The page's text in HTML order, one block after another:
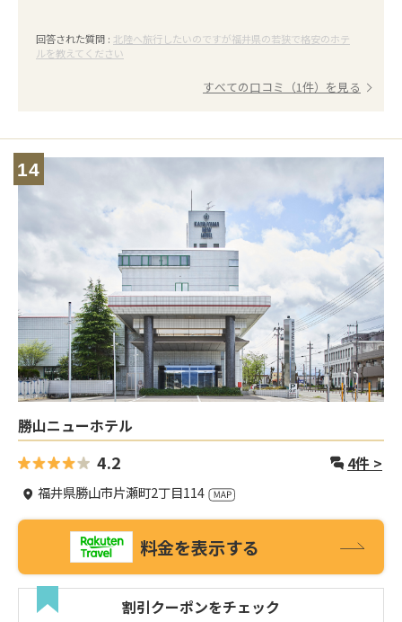
回答された質問 : 北陸へ旅行したいのですが福井県の若狭で格安のホテ
ルを教えてください
すべての口コミ（1件）を見る
14
勝山ニューホテル
4.2 4件 >
福井県勝山市片瀬町2丁目114
料金を表示する
割引クーポンをチェック